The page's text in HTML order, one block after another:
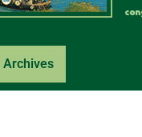
Archives